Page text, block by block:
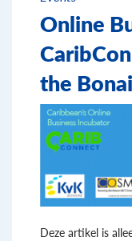
Online
the
Deze artikel is